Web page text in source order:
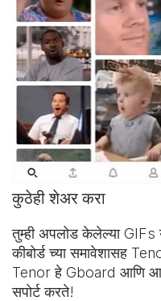
कुठेही शेअर करा
तुम्ही अपलोड केलेल्या
कीबोर्डच्या समावेशासह
Tenor हे Gboard आणि
सपोर्ट करते!